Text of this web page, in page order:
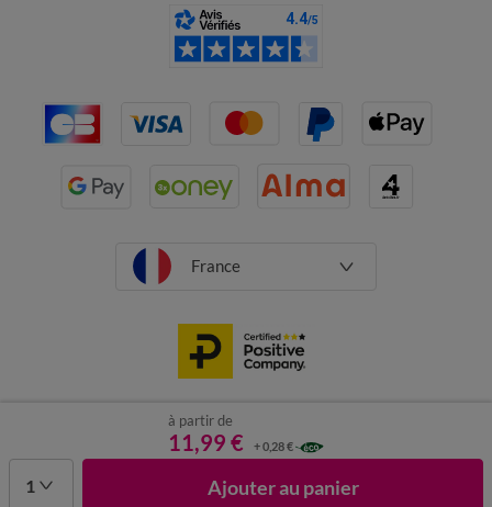
à partir de
11,99 € + 0,28 €
1 Ajouter au panier
France
Mentions légales Données personnelles